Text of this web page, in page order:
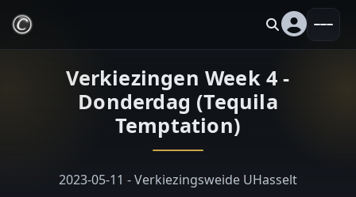
Verkiezingen Week 4 -
Donderdag (Tequila
Temptation)
2023-05-11 - Verkiezingsweide UHasselt